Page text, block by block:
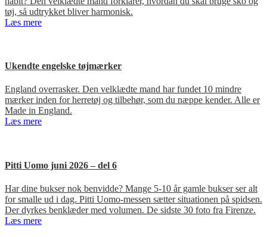
tøj, så udtrykket bliver harmonisk.
Læs mere
Ukendte engelske tøjmærker
England overrasker. Den velklædte mand har fundet 10 mindre
mærker inden for herretøj og tilbehør, som du næppe kender. Alle er
Made in England.
Læs mere
Pitti Uomo juni 2026 – del 6
Har dine bukser nok benvidde? Mange 5-10 år gamle bukser ser alt
for smalle ud i dag. Pitti Uomo-messen sætter situationen på spidsen.
Der dyrkes benklæder med volumen. De sidste 30 foto fra Firenze.
Læs mere